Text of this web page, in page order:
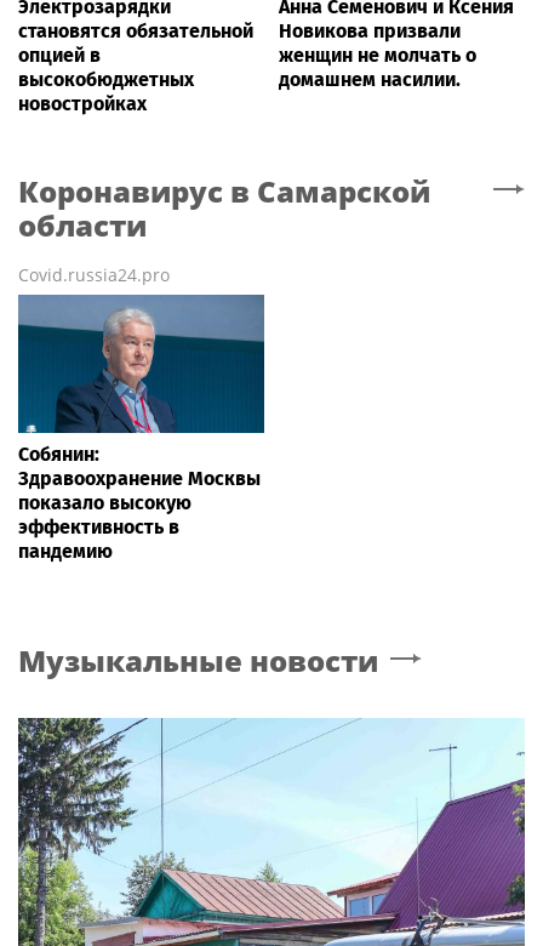
Электрозарядки
становятся обязательной
опцией в
высокобюджетных
новостройках
Анна Семенович и Ксения
Новикова призвали
женщин не молчать о
домашнем насилии.
Коронавирус в Самарской
области
Covid.russia24.pro
Собянин:
Здравоохранение Москвы
показало высокую
эффективность в
пандемию
Музыкальные новости